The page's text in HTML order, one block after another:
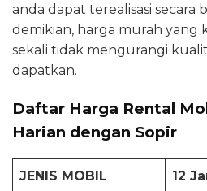
anda dapat terealisasi secara
demikian, harga murah yang
sekali tidak mengurangi
dapatkan.
Daftar Harga Rental
Harian dengan Sopir
JENIS MOBIL 12